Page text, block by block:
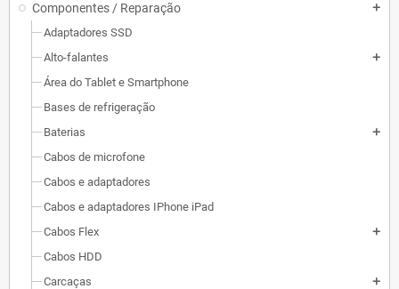
Componentes / Reparação add
Adaptadores SSD
Alto-falantes
add
Área do Tablet e Smartphone
Bases de refrigeração
Baterias
add
Cabos de microfone
Cabos e adaptadores
Cabos e adaptadores IPhone iPad
Cabos Flex
add
Cabos HDD
Carcaças
add